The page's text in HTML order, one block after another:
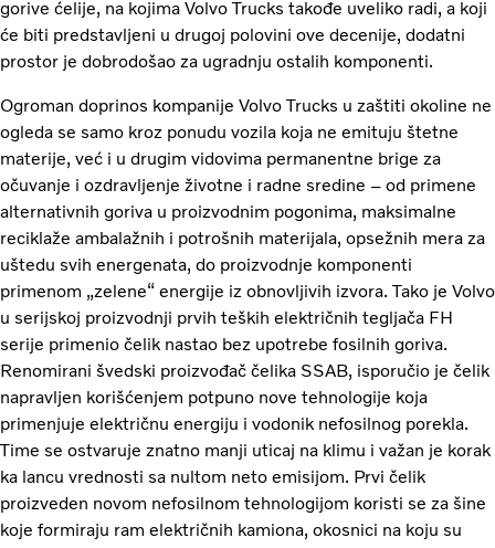
gorive ćelije, na kojima Volvo Trucks takođe uveliko radi, a koji
će biti predstavljeni u drugoj polovini ove decenije, dodatni
prostor je dobrodošao za ugradnju ostalih komponenti.
Ogroman doprinos kompanije Volvo Trucks u zaštiti okoline ne
ogleda se samo kroz ponudu vozila koja ne emituju štetne
materije, već i u drugim vidovima permanentne brige za
očuvanje i ozdravljenje životne i radne sredine – od primene
alternativnih goriva u proizvodnim pogonima, maksimalne
reciklaže ambalažnih i potrošnih materijala, opsežnih mera za
uštedu svih energenata, do proizvodnje komponenti
primenom „zelene“ energije iz obnovljivih izvora. Tako je Volvo
u serijskoj proizvodnji prvih teških električnih tegljača FH
serije primenio čelik nastao bez upotrebe fosilnih goriva.
Renomirani švedski proizvođač čelika SSAB, isporučio je čelik
napravljen korišćenjem potpuno nove tehnologije koja
primenjuje električnu energiju i vodonik nefosilnog porekla.
Time se ostvaruje znatno manji uticaj na klimu i važan je korak
ka lancu vrednosti sa nultom neto emisijom. Prvi čelik
proizveden novom nefosilnom tehnologijom koristi se za šine
koje formiraju ram električnih kamiona, okosnici na koju su